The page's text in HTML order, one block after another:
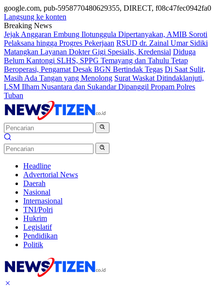
google.com, pub-5958770480629355, DIRECT, f08c47fec0942fa0
Langsung ke konten
Breaking News
Jejak Anggaran Embung Ilotunggula Dipertanyakan, AMIB Soroti
Pelaksana hingga Progres Pekerjaan RSUD dr. Zainal Umar Sidiki
Matangkan Layanan Dokter Gigi Spesialis, Kredensial Diduga
Belum Kantongi SLHS, SPPG Temayang dan Tahulu Tetap
Beroperasi, Pengamat Desak BGN Bertindak Tegas Di Saat Sulit,
Masih Ada Tangan yang Menolong Surat Waskat Ditindaklanjuti,
LSM Ilham Nusantara dan Sukandar Dipanggil Propam Polres
Tuban
Headline
Advertorial News
Daerah
Nasional
Internasional
TNI/Polri
Hukrim
Legislatif
Pendidikan
Politik